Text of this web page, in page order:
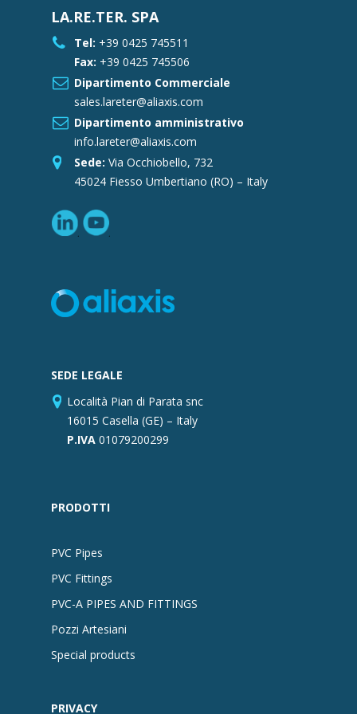
LA.RE.TER. SPA
Tel: +39 0425 745511
Fax: +39 0425 745506
Dipartimento Commerciale
sales.lareter@aliaxis.com
Dipartimento amministrativo
info.lareter@aliaxis.com
Sede: Via Occhiobello, 732
45024 Fiesso Umbertiano (RO) – Italy
SEDE LEGALE
Località Pian di Parata snc
16015 Casella (GE) – Italy
P.IVA 01079200299
PRODOTTI
PVC Pipes
PVC Fittings
PVC-A PIPES AND FITTINGS
Pozzi Artesiani
Special products
PRIVACY